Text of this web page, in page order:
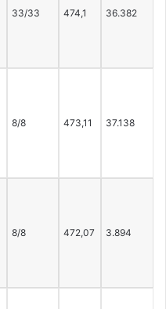
33/33 474,1 36.382
8/8 473,11 37.138
8/8 472,07 3.894